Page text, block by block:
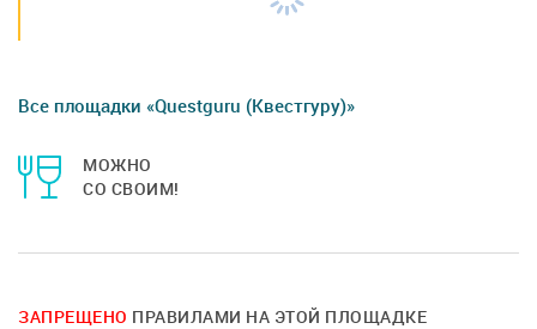
Все площадки «Questguru (Квестгуру)»
МОЖНО
СО СВОИМ!
ЗАПРЕЩЕНО ПРАВИЛАМИ НА ЭТОЙ ПЛОЩАДКЕ